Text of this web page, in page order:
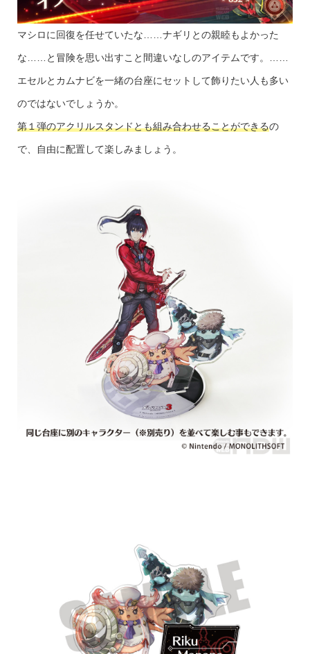
マシロに回復を任せていたな……ナギリとの親睦もよかった
な……と冒険を思い出すこと間違いなしのアイテムです。……
エセルとカムナビを一緒の台座にセットして飾りたい人も多い
のではないでしょうか。
第１弾のアクリルスタンドとも組み合わせることができるの
で、自由に配置して楽しみましょう。